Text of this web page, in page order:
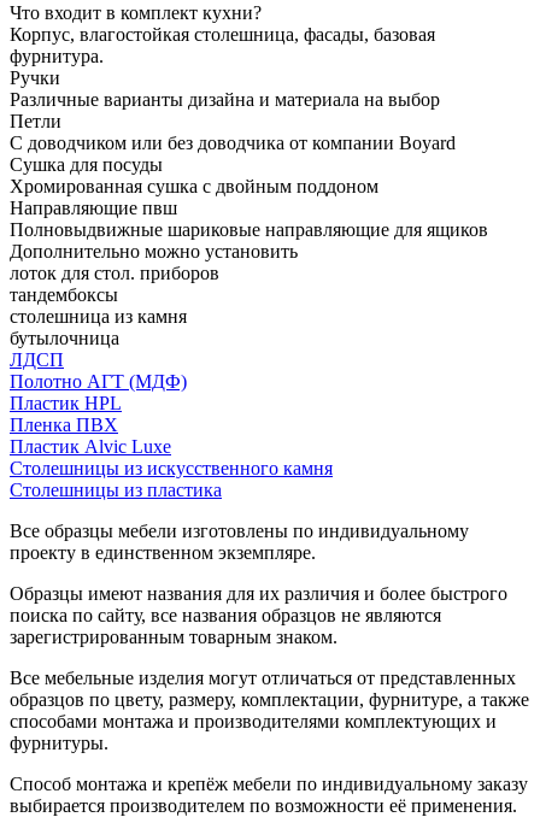
Что входит в комплект кухни?
Корпус, влагостойкая столешница, фасады, базовая
фурнитура.
Ручки
Различные варианты дизайна и материала на выбор
Петли
С доводчиком или без доводчика от компании Boyard
Сушка для посуды
Хромированная сушка с двойным поддоном
Направляющие пвш
Полновыдвижные шариковые направляющие для ящиков
Дополнительно можно установить
лоток для стол. приборов
тандембоксы
столешница из камня
бутылочница
ЛДСП
Полотно АГТ (МДФ)
Пластик HPL
Пленка ПВХ
Пластик Alvic Luxe
Столешницы из искусственного камня
Столешницы из пластика
Все образцы мебели изготовлены по индивидуальному
проекту в единственном экземпляре.
Образцы имеют названия для их различия и более быстрого
поиска по сайту, все названия образцов не являются
зарегистрированным товарным знаком.
Все мебельные изделия могут отличаться от представленных
образцов по цвету, размеру, комплектации, фурнитуре, а также
способами монтажа и производителями комплектующих и
фурнитуры.
Способ монтажа и крепёж мебели по индивидуальному заказу
выбирается производителем по возможности её применения.